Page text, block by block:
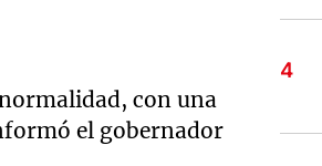
con una
el gobernador